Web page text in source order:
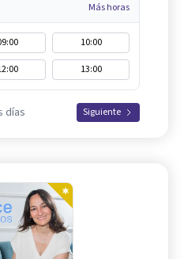
Más horas
10:00
13:00
días Siguiente